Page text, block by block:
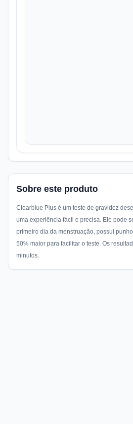
Sobre este produto
Clearblue Plus é um teste de gravidez
uma experiência fácil e precisa. Ele pode
primeiro dia da menstruação, possui
50% maior para facilitar o teste. Os
minutos.